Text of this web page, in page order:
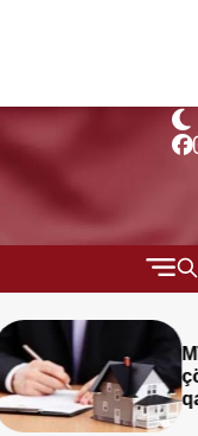
MÜSAHİBƏ
MARAQLI